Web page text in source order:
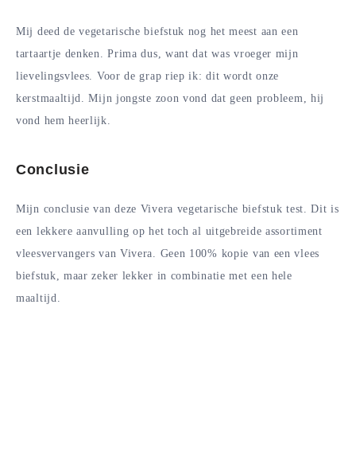
Mij deed de vegetarische biefstuk nog het meest aan een
tartaartje denken. Prima dus, want dat was vroeger mijn
lievelingsvlees. Voor de grap riep ik: dit wordt onze
kerstmaaltijd. Mijn jongste zoon vond dat geen probleem, hij
vond hem heerlijk.
Conclusie
Mijn conclusie van deze Vivera vegetarische biefstuk test. Dit is
een lekkere aanvulling op het toch al uitgebreide assortiment
vleesvervangers van Vivera. Geen 100% kopie van een vlees
biefstuk, maar zeker lekker in combinatie met een hele
maaltijd.